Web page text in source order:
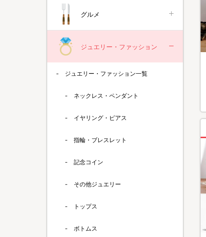
グルメ
ジュエリー・ファッション
ジュエリー・ファッション一覧
ネックレス・ペンダント
イヤリング・ピアス
指輪・ブレスレット
記念コイン
その他ジュエリー
トップス
ボトムス